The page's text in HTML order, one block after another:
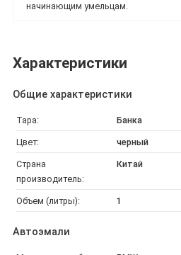
начинающим умельцам.
Характеристики
Общие характеристики
Тара: Банка
Цвет: черный
Страна
производитель:
Китай
Объем (литры): 1
Автоэмали